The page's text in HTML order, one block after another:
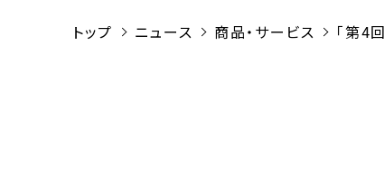
トップ ニュース 商品・サービス 「第4